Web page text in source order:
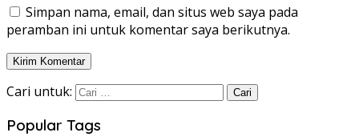
Simpan nama, email, dan situs web saya pada
peramban ini untuk komentar saya berikutnya.
Cari untuk:
Popular Tags